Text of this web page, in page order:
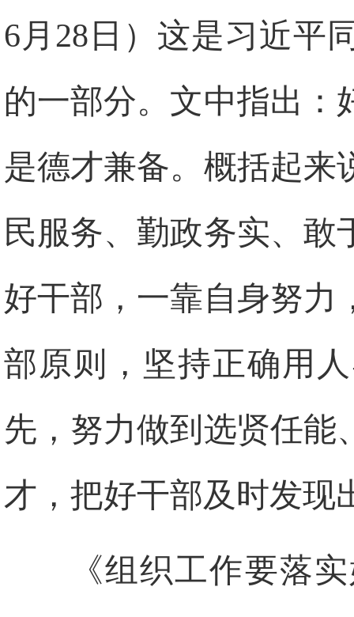
6月28日）这是习近平
的一部分。文中指出：
是德才兼备。概括起来
民服务、勤政务实、敢
好干部，一靠自身努力
部原则，坚持正确用
先，努力做到选贤任能
才，把好干部及时发现
《组织工作要落